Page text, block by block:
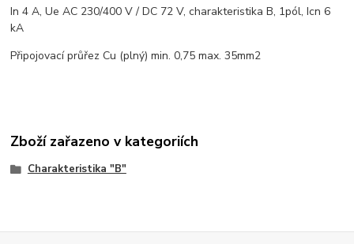
In 4 A, Ue AC 230/400 V / DC 72 V, charakteristika B, 1pól, Icn 6
kA
Připojovací průřez Cu (plný) min. 0,75 max. 35mm2
Zboží zařazeno v kategoriích
Charakteristika "B"